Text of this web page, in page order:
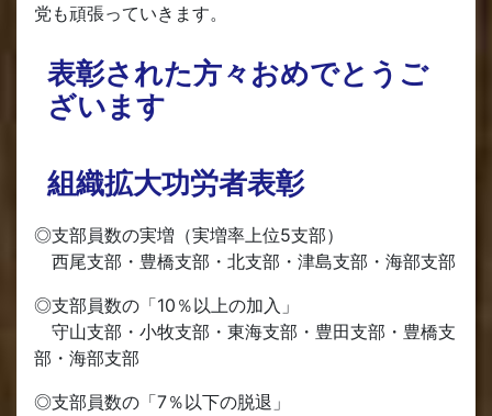
党も頑張っていきます。
表彰された方々おめでとうご
ざいます
組織拡大功労者表彰
◎支部員数の実増（実増率上位5支部）
西尾支部・豊橋支部・北支部・津島支部・海部支部
◎支部員数の「10％以上の加入」
守山支部・小牧支部・東海支部・豊田支部・豊橋支
部・海部支部
◎支部員数の「7％以下の脱退」